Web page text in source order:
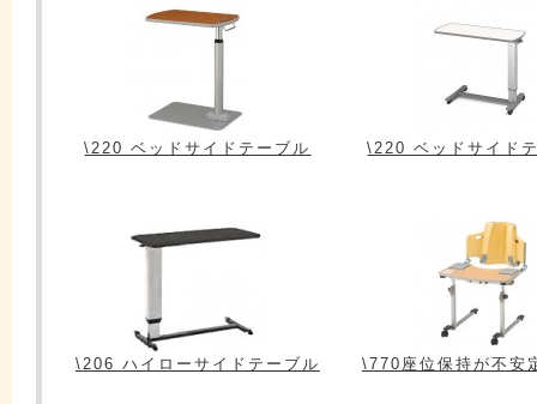
\220 ベッドサイドテーブル \220 ベッドサイド
\206 ハイローサイドテーブル \770座位保持が不安